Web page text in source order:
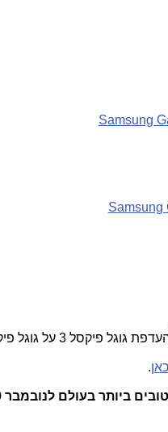
Samsung
Samsung
כאן.
ביותר בעולם לנובמבר 2019 -